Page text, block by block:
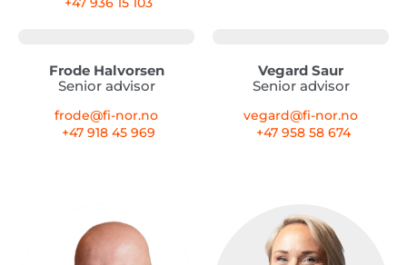
Frode Halvorsen
Senior advisor
frode@fi-nor.no
+47 918 45 969
Vegard Saur
Senior advisor
vegard@fi-nor.no
+47 958 58 674